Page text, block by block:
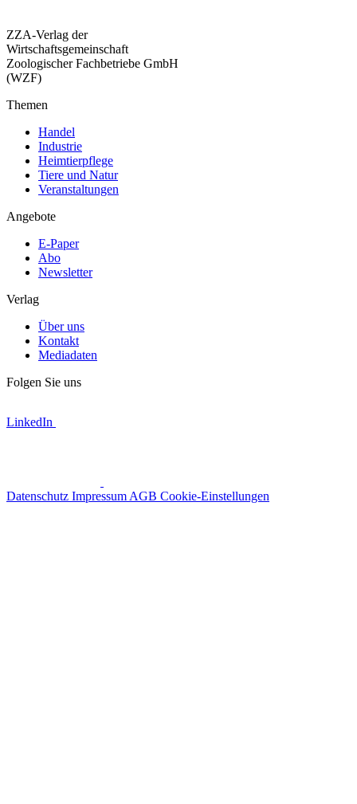
ZZA-Verlag der
Wirtschaftsgemeinschaft
Zoologischer Fachbetriebe GmbH
(WZF)
Themen
Handel
Industrie
Heimtierpflege
Tiere und Natur
Veranstaltungen
Angebote
E-Paper
Abo
Newsletter
Verlag
Über uns
Kontakt
Mediadaten
Folgen Sie uns
LinkedIn
Datenschutz Impressum AGB Cookie-Einstellungen